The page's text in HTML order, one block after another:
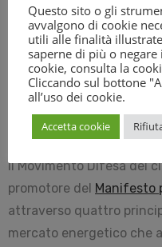
In seguito alla pandemia
sanitaria ed economica,
Vademecumper le
mercato dell’energia,
comunicazione diretto
settore energetico.
Il Movimento Difesa del
promotore del Manifesto
attraverso quattro
mercato energetico che
Questo sito o gli
avvalgono di cookie
utili alle finalità
saperne di più o
cookie, consulta la
Cliccando sul bottone
all’uso dei cookie.
Accetta cookie